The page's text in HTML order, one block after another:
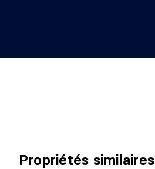
Propriétés similaires